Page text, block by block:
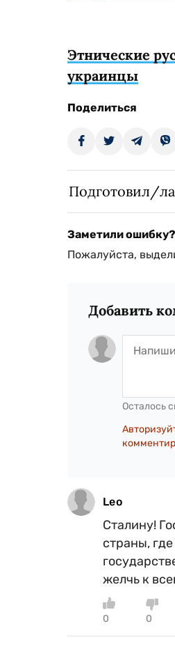
Этнические
украинцы
Поделиться
Подготовил/
Заметили ошибку?
Пожалуйста,
Добавить
Осталось
Leo
Сталину!
страны,
желчь к
0 0